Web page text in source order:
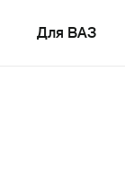
Для ВАЗ